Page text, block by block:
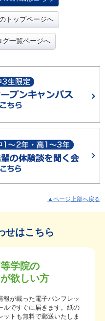
トップページへ
グ一覧ページへ
▲ページ上部へ戻る
せはこちら
学院の
欲しい方
報が載った電子パンフレッ
ルですぐに届きます。紙の
ットも無料で郵送いたしま